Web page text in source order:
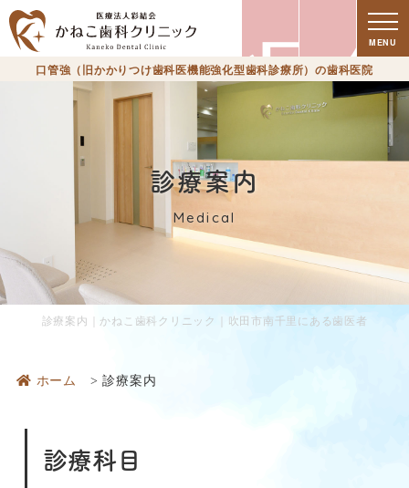
療
時
MENU
口管強（旧かかりつけ歯科医機能強化型歯科診療所）の歯科医院
診療案内
Medical
診療案内｜かねこ歯科クリニック｜吹田市南千里にある歯医者
ホーム 診療案内
診療科目